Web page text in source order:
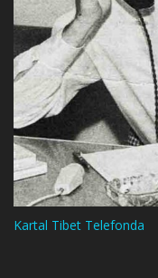
Kartal Tibet Telefonda